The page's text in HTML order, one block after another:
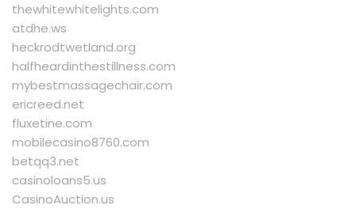
thewhitewhitelights.com
atdhe.ws
heckrodtwetland.org
halfheardinthestillness.com
mybestmassagechair.com
ericreed.net
fluxetine.com
mobilecasino8760.com
betqq3.net
casinoloans5.us
CasinoAuction.us